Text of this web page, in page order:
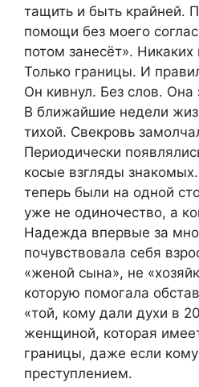
тащить и быть крайней.
помощи без моего
потом занесёт». Никаких
Только границы. И
Он кивнул. Без слов.
В ближайшие недели
тихой. Свекровь
Периодически
косые взгляды
теперь были на одной
уже не одиночество, а
Надежда впервые за
почувствовала себя
«женой сына», не
которую помогала
«той, кому дали духи в
женщиной, которая
границы, даже если
преступлением.